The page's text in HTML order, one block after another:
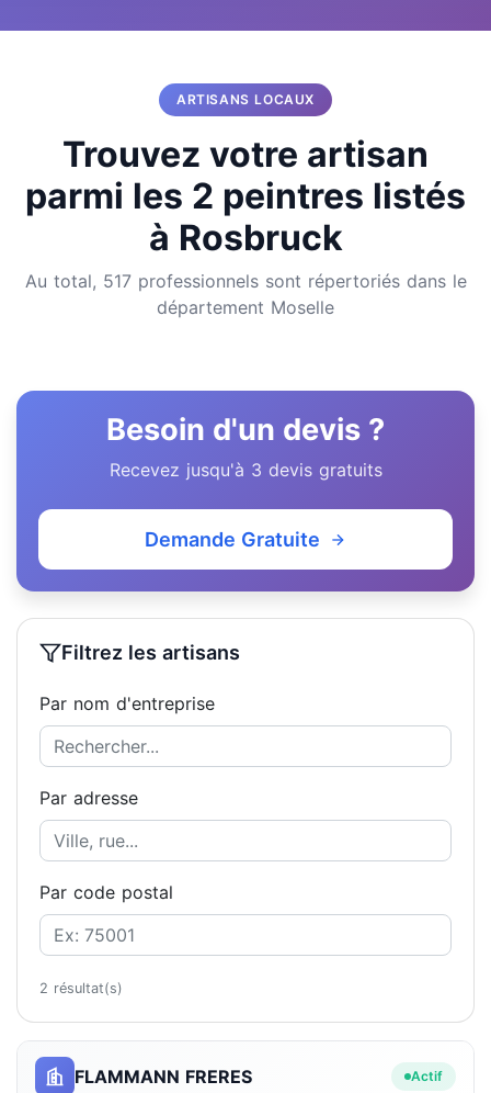
ARTISANS LOCAUX
Trouvez votre artisan
parmi les 2 peintres listés
à Rosbruck
Au total, 517 professionnels sont répertoriés dans le
département Moselle
FLAMMANN FRERES Actif
Besoin d'un devis ?
Recevez jusqu'à 3 devis gratuits
Demande Gratuite
Filtrez les artisans
Par nom d'entreprise
Par adresse
Par code postal
2 résultat(s)